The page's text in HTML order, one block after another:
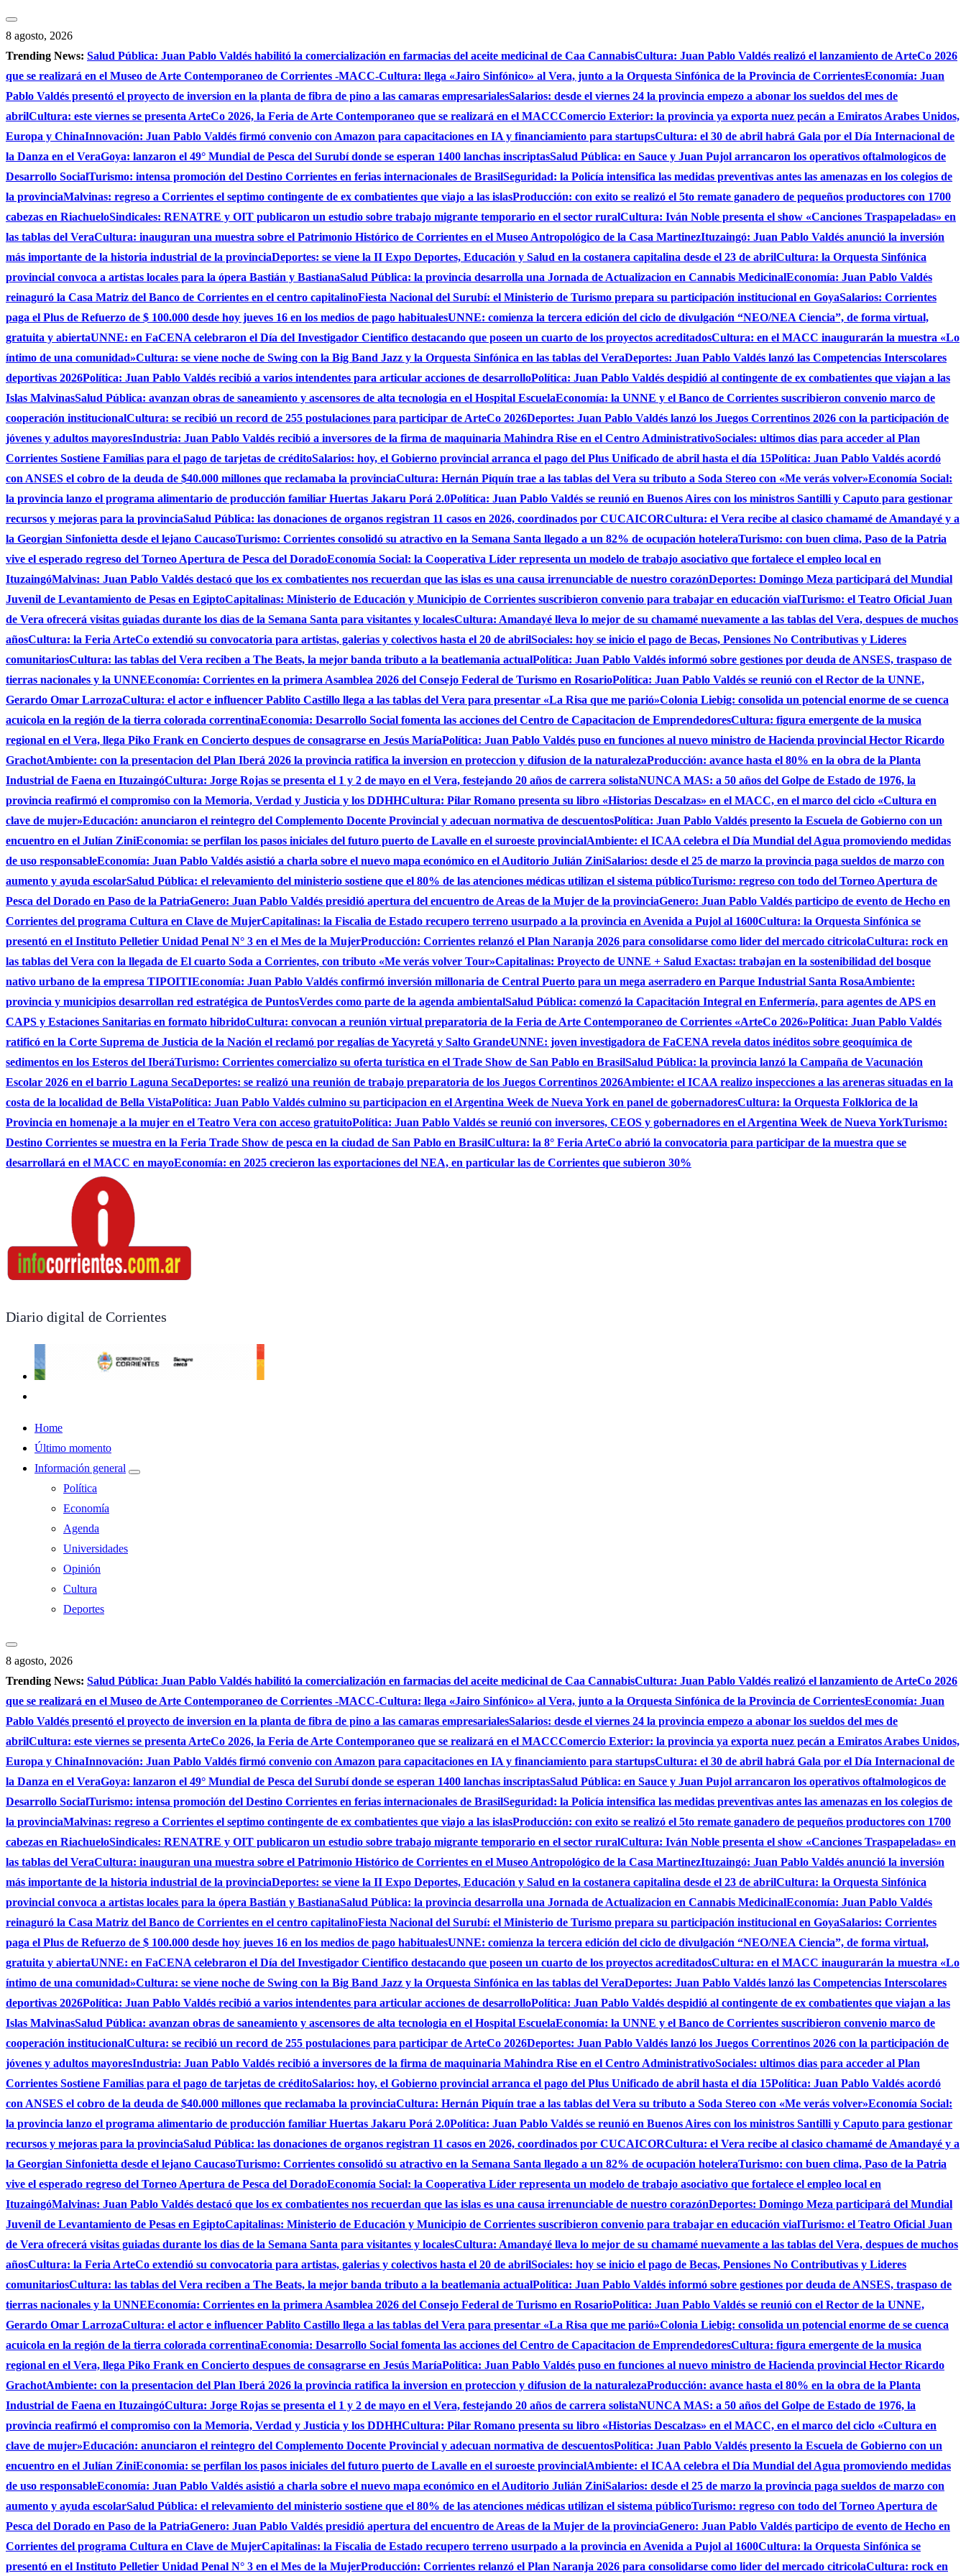
Saltar
al
contenido
8 agosto, 2026
Trending News: Salud Pública: Juan Pablo Valdés habilitó la comercialización en farmacias del aceite medicinal de Caa CannabisCultura: Juan Pablo Valdés realizó el lanzamiento de ArteCo 2026
que se realizará en el Museo de Arte Contemporaneo de Corrientes -MACC-Cultura: llega «Jairo Sinfónico» al Vera, junto a la Orquesta Sinfónica de la Provincia de CorrientesEconomía: Juan
Pablo Valdés presentó el proyecto de inversion en la planta de fibra de pino a las camaras empresarialesSalarios: desde el viernes 24 la provincia empezo a abonar los sueldos del mes de
abrilCultura: este viernes se presenta ArteCo 2026, la Feria de Arte Contemporaneo que se realizará en el MACCComercio Exterior: la provincia ya exporta nuez pecán a Emiratos Arabes Unidos,
Europa y ChinaInnovación: Juan Pablo Valdés firmó convenio con Amazon para capacitaciones en IA y financiamiento para startupsCultura: el 30 de abril habrá Gala por el Día Internacional de
la Danza en el VeraGoya: lanzaron el 49° Mundial de Pesca del Surubí donde se esperan 1400 lanchas inscriptasSalud Pública: en Sauce y Juan Pujol arrancaron los operativos oftalmologicos de
Desarrollo SocialTurismo: intensa promoción del Destino Corrientes en ferias internacionales de BrasilSeguridad: la Policía intensifica las medidas preventivas antes las amenazas en los colegios de
la provinciaMalvinas: regreso a Corrientes el septimo contingente de ex combatientes que viajo a las islasProducción: con exito se realizó el 5to remate ganadero de pequeños productores con 1700
cabezas en RiachueloSindicales: RENATRE y OIT publicaron un estudio sobre trabajo migrante temporario en el sector ruralCultura: Iván Noble presenta el show «Canciones Traspapeladas» en
las tablas del VeraCultura: inauguran una muestra sobre el Patrimonio Histórico de Corrientes en el Museo Antropológico de la Casa MartinezItuzaingó: Juan Pablo Valdés anunció la inversión
más importante de la historia industrial de la provinciaDeportes: se viene la II Expo Deportes, Educación y Salud en la costanera capitalina desde el 23 de abrilCultura: la Orquesta Sinfónica
provincial convoca a artistas locales para la ópera Bastián y BastianaSalud Pública: la provincia desarrolla una Jornada de Actualizacion en Cannabis MedicinalEconomía: Juan Pablo Valdés
reinaguró la Casa Matriz del Banco de Corrientes en el centro capitalinoFiesta Nacional del Surubí: el Ministerio de Turismo prepara su participación institucional en GoyaSalarios: Corrientes
paga el Plus de Refuerzo de $ 100.000 desde hoy jueves 16 en los medios de pago habitualesUNNE: comienza la tercera edición del ciclo de divulgación “NEO/NEA Ciencia”, de forma virtual,
gratuita y abiertaUNNE: en FaCENA celebraron el Día del Investigador Cientifico destacando que poseen un cuarto de los proyectos acreditadosCultura: en el MACC inaugurarán la muestra «Lo
íntimo de una comunidad»Cultura: se viene noche de Swing con la Big Band Jazz y la Orquesta Sinfónica en las tablas del VeraDeportes: Juan Pablo Valdés lanzó las Competencias Interscolares
deportivas 2026Política: Juan Pablo Valdés recibió a varios intendentes para articular acciones de desarrolloPolítica: Juan Pablo Valdés despidió al contingente de ex combatientes que viajan a las
Islas MalvinasSalud Pública: avanzan obras de saneamiento y ascensores de alta tecnologia en el Hospital EscuelaEconomía: la UNNE y el Banco de Corrientes suscribieron convenio marco de
cooperación institucionalCultura: se recibió un record de 255 postulaciones para participar de ArteCo 2026Deportes: Juan Pablo Valdés lanzó los Juegos Correntinos 2026 con la participación de
jóvenes y adultos mayoresIndustria: Juan Pablo Valdés recibió a inversores de la firma de maquinaria Mahindra Rise en el Centro AdministrativoSociales: ultimos dias para acceder al Plan
Corrientes Sostiene Familias para el pago de tarjetas de créditoSalarios: hoy, el Gobierno provincial arranca el pago del Plus Unificado de abril hasta el día 15Política: Juan Pablo Valdés acordó
con ANSES el cobro de la deuda de $40.000 millones que reclamaba la provinciaCultura: Hernán Piquín trae a las tablas del Vera su tributo a Soda Stereo con «Me verás volver»Economía Social:
la provincia lanzo el programa alimentario de producción familiar Huertas Jakaru Porá 2.0Política: Juan Pablo Valdés se reunió en Buenos Aires con los ministros Santilli y Caputo para gestionar
recursos y mejoras para la provinciaSalud Pública: las donaciones de organos registran 11 casos en 2026, coordinados por CUCAICORCultura: el Vera recibe al clasico chamamé de Amandayé y a
la Georgian Sinfonietta desde el lejano CaucasoTurismo: Corrientes consolidó su atractivo en la Semana Santa llegado a un 82% de ocupación hoteleraTurismo: con buen clima, Paso de la Patria
vive el esperado regreso del Torneo Apertura de Pesca del DoradoEconomía Social: la Cooperativa Líder representa un modelo de trabajo asociativo que fortalece el empleo local en
ItuzaingóMalvinas: Juan Pablo Valdés destacó que los ex combatientes nos recuerdan que las islas es una causa irrenunciable de nuestro corazónDeportes: Domingo Meza participará del Mundial
Juvenil de Levantamiento de Pesas en EgiptoCapitalinas: Ministerio de Educación y Municipio de Corrientes suscribieron convenio para trabajar en educación vialTurismo: el Teatro Oficial Juan
de Vera ofrecerá visitas guiadas durante los dias de la Semana Santa para visitantes y localesCultura: Amandayé lleva lo mejor de su chamamé nuevamente a las tablas del Vera, despues de muchos
añosCultura: la Feria ArteCo extendió su convocatoria para artistas, galerias y colectivos hasta el 20 de abrilSociales: hoy se inicio el pago de Becas, Pensiones No Contributivas y Lideres
comunitariosCultura: las tablas del Vera reciben a The Beats, la mejor banda tributo a la beatlemania actualPolítica: Juan Pablo Valdés informó sobre gestiones por deuda de ANSES, traspaso de
tierras nacionales y la UNNEEconomía: Corrientes en la primera Asamblea 2026 del Consejo Federal de Turismo en RosarioPolítica: Juan Pablo Valdés se reunió con el Rector de la UNNE,
Gerardo Omar LarrozaCultura: el actor e influencer Pablito Castillo llega a las tablas del Vera para presentar «La Risa que me parió»Colonia Liebig: consolida un potencial enorme de se cuenca
acuicola en la región de la tierra colorada correntinaEconomia: Desarrollo Social fomenta las acciones del Centro de Capacitacion de EmprendedoresCultura: figura emergente de la musica
regional en el Vera, llega Piko Frank en Concierto despues de consagrarse en Jesús MaríaPolítica: Juan Pablo Valdés puso en funciones al nuevo ministro de Hacienda provincial Hector Ricardo
GrachotAmbiente: con la presentacion del Plan Iberá 2026 la provincia ratifica la inversion en proteccion y difusion de la naturalezaProducción: avance hasta el 80% en la obra de la Planta
Industrial de Faena en ItuzaingóCultura: Jorge Rojas se presenta el 1 y 2 de mayo en el Vera, festejando 20 años de carrera solistaNUNCA MAS: a 50 años del Golpe de Estado de 1976, la
provincia reafirmó el compromiso con la Memoria, Verdad y Justicia y los DDHHCultura: Pilar Romano presenta su libro «Historias Descalzas» en el MACC, en el marco del ciclo «Cultura en
clave de mujer»Educación: anunciaron el reintegro del Complemento Docente Provincial y adecuan normativa de descuentosPolítica: Juan Pablo Valdés presento la Escuela de Gobierno con un
encuentro en el Julían ZiniEconomia: se perfilan los pasos iniciales del futuro puerto de Lavalle en el suroeste provincialAmbiente: el ICAA celebra el Día Mundial del Agua promoviendo medidas
de uso responsableEconomía: Juan Pablo Valdés asistió a charla sobre el nuevo mapa económico en el Auditorio Julián ZiniSalarios: desde el 25 de marzo la provincia paga sueldos de marzo con
aumento y ayuda escolarSalud Pública: el relevamiento del ministerio sostiene que el 80% de las atenciones médicas utilizan el sistema públicoTurismo: regreso con todo del Torneo Apertura de
Pesca del Dorado en Paso de la PatriaGenero: Juan Pablo Valdés presidió apertura del encuentro de Areas de la Mujer de la provinciaGenero: Juan Pablo Valdés participo de evento de Hecho en
Corrientes del programa Cultura en Clave de MujerCapitalinas: la Fiscalia de Estado recupero terreno usurpado a la provincia en Avenida a Pujol al 1600Cultura: la Orquesta Sinfónica se
presentó en el Instituto Pelletier Unidad Penal N° 3 en el Mes de la MujerProducción: Corrientes relanzó el Plan Naranja 2026 para consolidarse como lider del mercado citricolaCultura: rock en
las tablas del Vera con la llegada de El cuarto Soda a Corrientes, con tributo «Me verás volver Tour»Capitalinas: Proyecto de UNNE + Salud Exactas: trabajan en la sostenibilidad del bosque
nativo urbano de la empresa TIPOITIEconomía: Juan Pablo Valdés confirmó inversión millonaria de Central Puerto para un mega aserradero en Parque Industrial Santa RosaAmbiente:
provincia y municipios desarrollan red estratégica de PuntosVerdes como parte de la agenda ambientalSalud Pública: comenzó la Capacitación Integral en Enfermería, para agentes de APS en
CAPS y Estaciones Sanitarias en formato hibridoCultura: convocan a reunión virtual preparatoria de la Feria de Arte Contemporaneo de Corrientes «ArteCo 2026»Política: Juan Pablo Valdés
ratificó en la Corte Suprema de Justicia de la Nación el reclamó por regalías de Yacyretá y Salto GrandeUNNE: joven investigadora de FaCENA revela datos inéditos sobre geoquímica de
sedimentos en los Esteros del IberáTurismo: Corrientes comercializo su oferta turística en el Trade Show de San Pablo en BrasilSalud Pública: la provincia lanzó la Campaña de Vacunación
Escolar 2026 en el barrio Laguna SecaDeportes: se realizó una reunión de trabajo preparatoria de los Juegos Correntinos 2026Ambiente: el ICAA realizo inspecciones a las areneras situadas en la
costa de la localidad de Bella VistaPolítica: Juan Pablo Valdés culmino su participacion en el Argentina Week de Nueva York en panel de gobernadoresCultura: la Orquesta Folklorica de la
Provincia en homenaje a la mujer en el Teatro Vera con acceso gratuitoPolítica: Juan Pablo Valdés se reunió con inversores, CEOS y gobernadores en el Argentina Week de Nueva YorkTurismo:
Destino Corrientes se muestra en la Feria Trade Show de pesca en la ciudad de San Pablo en BrasilCultura: la 8° Feria ArteCo abrió la convocatoria para participar de la muestra que se
desarrollará en el MACC en mayoEconomía: en 2025 crecieron las exportaciones del NEA, en particular las de Corrientes que subieron 30%
Diario digital de Corrientes
Home
Último momento
Información general
Política
Economía
Agenda
Universidades
Opinión
Cultura
Deportes
8 agosto, 2026
Trending News: Salud Pública: Juan Pablo Valdés habilitó la comercialización en farmacias del aceite medicinal de Caa CannabisCultura: Juan Pablo Valdés realizó el lanzamiento de ArteCo 2026
que se realizará en el Museo de Arte Contemporaneo de Corrientes -MACC-Cultura: llega «Jairo Sinfónico» al Vera, junto a la Orquesta Sinfónica de la Provincia de CorrientesEconomía: Juan
Pablo Valdés presentó el proyecto de inversion en la planta de fibra de pino a las camaras empresarialesSalarios: desde el viernes 24 la provincia empezo a abonar los sueldos del mes de
abrilCultura: este viernes se presenta ArteCo 2026, la Feria de Arte Contemporaneo que se realizará en el MACCComercio Exterior: la provincia ya exporta nuez pecán a Emiratos Arabes Unidos,
Europa y ChinaInnovación: Juan Pablo Valdés firmó convenio con Amazon para capacitaciones en IA y financiamiento para startupsCultura: el 30 de abril habrá Gala por el Día Internacional de
la Danza en el VeraGoya: lanzaron el 49° Mundial de Pesca del Surubí donde se esperan 1400 lanchas inscriptasSalud Pública: en Sauce y Juan Pujol arrancaron los operativos oftalmologicos de
Desarrollo SocialTurismo: intensa promoción del Destino Corrientes en ferias internacionales de BrasilSeguridad: la Policía intensifica las medidas preventivas antes las amenazas en los colegios de
la provinciaMalvinas: regreso a Corrientes el septimo contingente de ex combatientes que viajo a las islasProducción: con exito se realizó el 5to remate ganadero de pequeños productores con 1700
cabezas en RiachueloSindicales: RENATRE y OIT publicaron un estudio sobre trabajo migrante temporario en el sector ruralCultura: Iván Noble presenta el show «Canciones Traspapeladas» en
las tablas del VeraCultura: inauguran una muestra sobre el Patrimonio Histórico de Corrientes en el Museo Antropológico de la Casa MartinezItuzaingó: Juan Pablo Valdés anunció la inversión
más importante de la historia industrial de la provinciaDeportes: se viene la II Expo Deportes, Educación y Salud en la costanera capitalina desde el 23 de abrilCultura: la Orquesta Sinfónica
provincial convoca a artistas locales para la ópera Bastián y BastianaSalud Pública: la provincia desarrolla una Jornada de Actualizacion en Cannabis MedicinalEconomía: Juan Pablo Valdés
reinaguró la Casa Matriz del Banco de Corrientes en el centro capitalinoFiesta Nacional del Surubí: el Ministerio de Turismo prepara su participación institucional en GoyaSalarios: Corrientes
paga el Plus de Refuerzo de $ 100.000 desde hoy jueves 16 en los medios de pago habitualesUNNE: comienza la tercera edición del ciclo de divulgación “NEO/NEA Ciencia”, de forma virtual,
gratuita y abiertaUNNE: en FaCENA celebraron el Día del Investigador Cientifico destacando que poseen un cuarto de los proyectos acreditadosCultura: en el MACC inaugurarán la muestra «Lo
íntimo de una comunidad»Cultura: se viene noche de Swing con la Big Band Jazz y la Orquesta Sinfónica en las tablas del VeraDeportes: Juan Pablo Valdés lanzó las Competencias Interscolares
deportivas 2026Política: Juan Pablo Valdés recibió a varios intendentes para articular acciones de desarrolloPolítica: Juan Pablo Valdés despidió al contingente de ex combatientes que viajan a las
Islas MalvinasSalud Pública: avanzan obras de saneamiento y ascensores de alta tecnologia en el Hospital EscuelaEconomía: la UNNE y el Banco de Corrientes suscribieron convenio marco de
cooperación institucionalCultura: se recibió un record de 255 postulaciones para participar de ArteCo 2026Deportes: Juan Pablo Valdés lanzó los Juegos Correntinos 2026 con la participación de
jóvenes y adultos mayoresIndustria: Juan Pablo Valdés recibió a inversores de la firma de maquinaria Mahindra Rise en el Centro AdministrativoSociales: ultimos dias para acceder al Plan
Corrientes Sostiene Familias para el pago de tarjetas de créditoSalarios: hoy, el Gobierno provincial arranca el pago del Plus Unificado de abril hasta el día 15Política: Juan Pablo Valdés acordó
con ANSES el cobro de la deuda de $40.000 millones que reclamaba la provinciaCultura: Hernán Piquín trae a las tablas del Vera su tributo a Soda Stereo con «Me verás volver»Economía Social:
la provincia lanzo el programa alimentario de producción familiar Huertas Jakaru Porá 2.0Política: Juan Pablo Valdés se reunió en Buenos Aires con los ministros Santilli y Caputo para gestionar
recursos y mejoras para la provinciaSalud Pública: las donaciones de organos registran 11 casos en 2026, coordinados por CUCAICORCultura: el Vera recibe al clasico chamamé de Amandayé y a
la Georgian Sinfonietta desde el lejano CaucasoTurismo: Corrientes consolidó su atractivo en la Semana Santa llegado a un 82% de ocupación hoteleraTurismo: con buen clima, Paso de la Patria
vive el esperado regreso del Torneo Apertura de Pesca del DoradoEconomía Social: la Cooperativa Líder representa un modelo de trabajo asociativo que fortalece el empleo local en
ItuzaingóMalvinas: Juan Pablo Valdés destacó que los ex combatientes nos recuerdan que las islas es una causa irrenunciable de nuestro corazónDeportes: Domingo Meza participará del Mundial
Juvenil de Levantamiento de Pesas en EgiptoCapitalinas: Ministerio de Educación y Municipio de Corrientes suscribieron convenio para trabajar en educación vialTurismo: el Teatro Oficial Juan
de Vera ofrecerá visitas guiadas durante los dias de la Semana Santa para visitantes y localesCultura: Amandayé lleva lo mejor de su chamamé nuevamente a las tablas del Vera, despues de muchos
añosCultura: la Feria ArteCo extendió su convocatoria para artistas, galerias y colectivos hasta el 20 de abrilSociales: hoy se inicio el pago de Becas, Pensiones No Contributivas y Lideres
comunitariosCultura: las tablas del Vera reciben a The Beats, la mejor banda tributo a la beatlemania actualPolítica: Juan Pablo Valdés informó sobre gestiones por deuda de ANSES, traspaso de
tierras nacionales y la UNNEEconomía: Corrientes en la primera Asamblea 2026 del Consejo Federal de Turismo en RosarioPolítica: Juan Pablo Valdés se reunió con el Rector de la UNNE,
Gerardo Omar LarrozaCultura: el actor e influencer Pablito Castillo llega a las tablas del Vera para presentar «La Risa que me parió»Colonia Liebig: consolida un potencial enorme de se cuenca
acuicola en la región de la tierra colorada correntinaEconomia: Desarrollo Social fomenta las acciones del Centro de Capacitacion de EmprendedoresCultura: figura emergente de la musica
regional en el Vera, llega Piko Frank en Concierto despues de consagrarse en Jesús MaríaPolítica: Juan Pablo Valdés puso en funciones al nuevo ministro de Hacienda provincial Hector Ricardo
GrachotAmbiente: con la presentacion del Plan Iberá 2026 la provincia ratifica la inversion en proteccion y difusion de la naturalezaProducción: avance hasta el 80% en la obra de la Planta
Industrial de Faena en ItuzaingóCultura: Jorge Rojas se presenta el 1 y 2 de mayo en el Vera, festejando 20 años de carrera solistaNUNCA MAS: a 50 años del Golpe de Estado de 1976, la
provincia reafirmó el compromiso con la Memoria, Verdad y Justicia y los DDHHCultura: Pilar Romano presenta su libro «Historias Descalzas» en el MACC, en el marco del ciclo «Cultura en
clave de mujer»Educación: anunciaron el reintegro del Complemento Docente Provincial y adecuan normativa de descuentosPolítica: Juan Pablo Valdés presento la Escuela de Gobierno con un
encuentro en el Julían ZiniEconomia: se perfilan los pasos iniciales del futuro puerto de Lavalle en el suroeste provincialAmbiente: el ICAA celebra el Día Mundial del Agua promoviendo medidas
de uso responsableEconomía: Juan Pablo Valdés asistió a charla sobre el nuevo mapa económico en el Auditorio Julián ZiniSalarios: desde el 25 de marzo la provincia paga sueldos de marzo con
aumento y ayuda escolarSalud Pública: el relevamiento del ministerio sostiene que el 80% de las atenciones médicas utilizan el sistema públicoTurismo: regreso con todo del Torneo Apertura de
Pesca del Dorado en Paso de la PatriaGenero: Juan Pablo Valdés presidió apertura del encuentro de Areas de la Mujer de la provinciaGenero: Juan Pablo Valdés participo de evento de Hecho en
Corrientes del programa Cultura en Clave de MujerCapitalinas: la Fiscalia de Estado recupero terreno usurpado a la provincia en Avenida a Pujol al 1600Cultura: la Orquesta Sinfónica se
presentó en el Instituto Pelletier Unidad Penal N° 3 en el Mes de la MujerProducción: Corrientes relanzó el Plan Naranja 2026 para consolidarse como lider del mercado citricolaCultura: rock en